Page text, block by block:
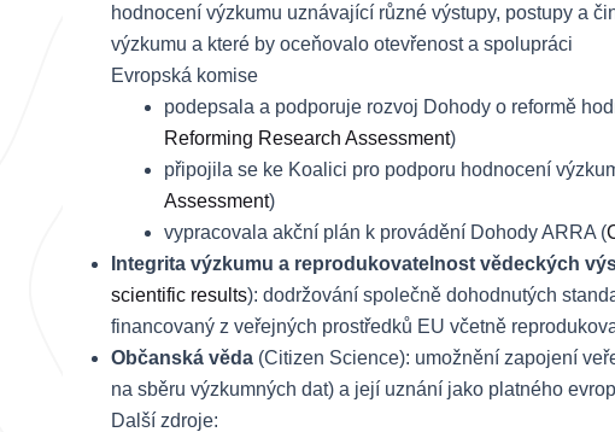
hodnocení výzkumu uznávající různé výstupy, postupy a
výzkumu a které by oceňovalo otevřenost a spolupráci
Evropská komise
podepsala a podporuje rozvoj Dohody o reformě
Reforming Research Assessment)
připojila se ke Koalici pro podporu hodnocení
Assessment)
vypracovala akční plán k provádění Dohody ARRA (
Integrita výzkumu a reprodukovatelnost vědeckých
scientific results): dodržování společně dohodnutých
financovaný z veřejných prostředků EU včetně
Občanská věda (Citizen Science): umožnění zapojení
na sběru výzkumných dat) a její uznání jako platného
Další zdroje: